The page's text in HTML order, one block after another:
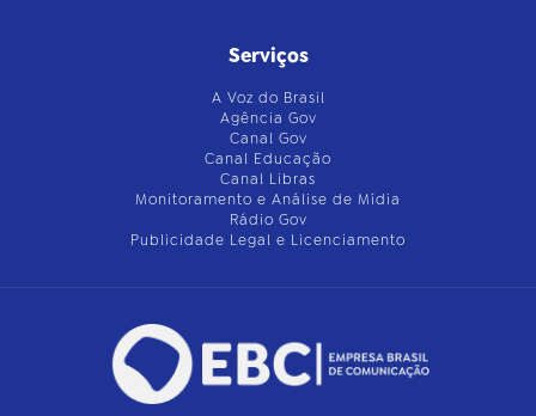
Serviços
A Voz do Brasil
Agência Gov
Canal Gov
Canal Educação
Canal Libras
Monitoramento e Análise de Mídia
Rádio Gov
Publicidade Legal e Licenciamento